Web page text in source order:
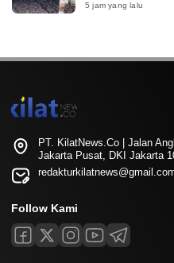
5 jam yang lalu
PT. KilatNews.Co | Jalan
Jakarta Pusat, DKI Jakarta
Follow Kami